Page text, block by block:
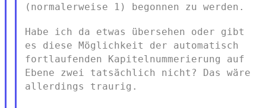
(normalerweise 1) begonnen zu werden.
Habe ich da etwas übersehen oder gibt
es diese Möglichkeit der automatisch
fortlaufenden Kapitelnummerierung auf
Ebene zwei tatsächlich nicht? Das wäre
allerdings traurig.